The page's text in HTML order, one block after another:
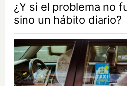
¿Y si el problema no
sino un hábito diario?